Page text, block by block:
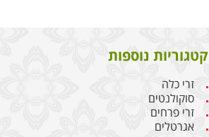
קטגוריות נוספות
זרי כלה
סוקולנטים
זרי פרחים
אגרטלים